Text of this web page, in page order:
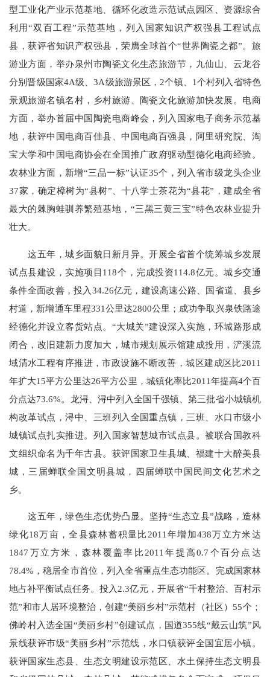
型工业化产业示范基地、循环化改造示范试点园区、资源综合
利用“双百工程”示范基地，列入国家知识产权强县工程试点
县，获评省知识产权强县，荣膺全球首个“世界陶瓷之都”。旅
游业方面，举办泉州市陶瓷文化生态旅游节，九仙山、云龙谷
分别晋级国家4A级、3A级旅游景区，2个镇、1个村列入省特色
景观旅游名镇名村，乡村旅游、陶瓷文化旅游加快发展。电商
方面，举办首届中国陶瓷电商峰会，列入国家电子商务示范基
地，获评中国电商百佳县、中国电商百强县，阿里研究院、淘
宝大学和中国电商协会在全国推广政府驱动型德化电商经验。
农林业方面，新增“三品一标”认证35个，列入省市级龙头企业
37家，确定樟树为“县树”、十八学士茶花为“县花”，建成全省
最大的棘胸蛙驯养繁殖基地，“三黑三黄三宝”特色农林业提升
壮大。
这五年，城乡面貌日新月异。开展全省首个统筹城乡发展
试点县建设，实施项目118个，完成投资114.8亿元。城乡交通
条件全面改善，投入34.26亿元，建设高速公路、国省道、县乡
村道，新增通车里程331公里达2800公里；成功争取兴泉铁路途
经德化并设立客货站点。“大城关”建设深入实施，环城路形成
闭合，改旧建新力度加大，城市规划展示馆建成投用，浐溪流
域清水工程有序推进，市政设施不断改善，城区建成区比2011
年扩大15平方公里达26平方公里，城镇化率比2011年提高4个百
分点达73.6%。龙浔、浔中列入全国千强镇、第三批省小城镇机
构改革试点，浔中、三班列入全国重点镇，三班、水口市级小
城镇试点扎实推进。列入国家智慧城市试点县。被联合国教科
文组织命名为千年古县。获评国家卫生县城、福建十大醉美县
城，三届蝉联全国文明县城，四届蝉联中国民间文化艺术之
乡。
这五年，绿色生态优势凸显。坚持“生态立县”战略，造林
绿化18万亩，全县森林蓄积量比2011年增加438万立方米达
1847万立方米，森林覆盖率比2011年提高0.7个百分点达
78.4%，稳居全市首位，列入全省重点生态功能区。完成国家林
地占补平衡试点任务。投入2.3亿元，开展省“千村整治、百村示
范”和市人居环境整治，创建“美丽乡村”示范村（社区）55个；
佛岭村入选全国“美丽乡村”创建试点，国道355线“戴云山筑”风
景线获评市级“美丽乡村”示范线，水口镇获评全国宜居小镇。
获评国家生态县、生态文明建设示范区、水土保持生态文明县